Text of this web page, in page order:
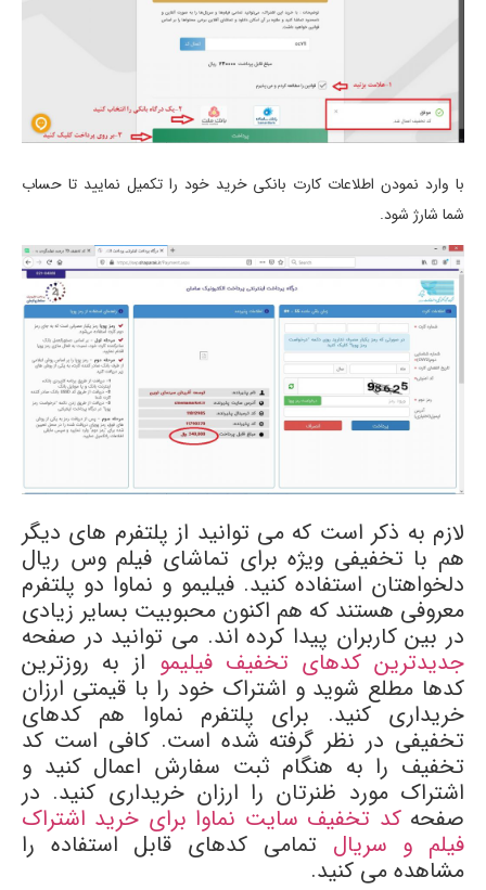
با وارد نمودن اطلاعات کارت بانکی خرید خود را تکمیل نمایید تا حساب
شما شارژ شود.
لازم به ذکر است که می توانید از پلتفرم های دیگر
هم با تخفیفی ویژه برای تماشای فیلم وس ریال
دلخواهتان استفاده کنید. فیلیمو و نماوا دو پلتفرم
معروفی هستند که هم اکنون محبوبیت بسایر زیادی
در بین کاربران پیدا کرده اند. می توانید در صفحه
جدیدترین کدهای تخفیف فیلیمو از به روزترین
کدها مطلع شوید و اشتراک خود را با قیمتی ارزان
خریداری کنید. برای پلتفرم نماوا هم کدهای
تخفیفی در نظر گرفته شده است. کافی است کد
تخفیف را به هنگام ثبت سفارش اعمال کنید و
اشتراک مورد ظنرتان را ارزان خریداری کنید. در
صفحهکد تخفیف سایت نماوا برای خرید اشتراک
فیلم و سریال تمامی کدهای قابل استفاده را
مشاهده می کنید.